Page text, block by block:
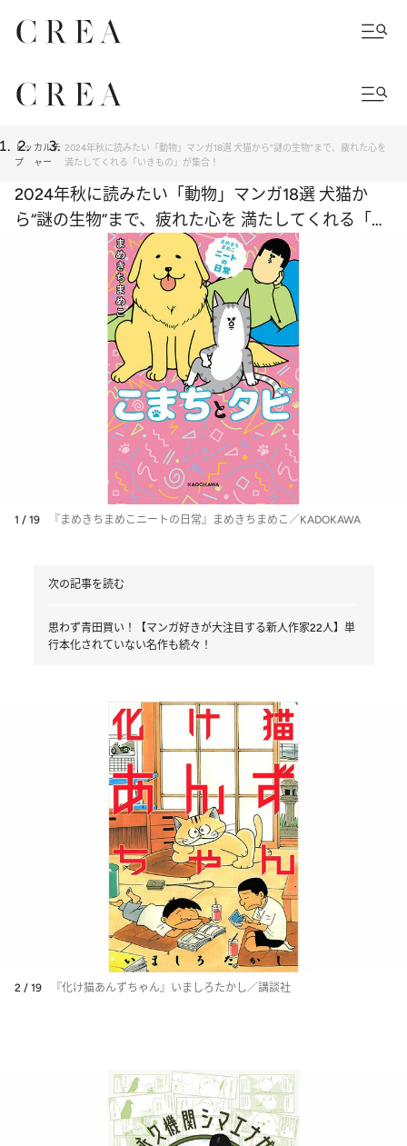
トッ
プ
カルチ
ャー
2024年秋に読みたい「動物」マンガ18選 犬猫から“謎の生物”まで、疲れた心を
満たしてくれる「いきもの」が集合！
2024年秋に読みたい「動物」マンガ18選 犬猫か
ら“謎の生物”まで、疲れた心を 満たしてくれる「い
きもの」が集合！
1 / 19 『まめきちまめこニートの日常』まめきちまめこ／KADOKAWA
次の記事を読む
思わず青田買い！【マンガ好きが大注目する新人作家22人】単
行本化されていない名作も続々！
2 / 19 『化け猫あんずちゃん』いましろたかし／講談社